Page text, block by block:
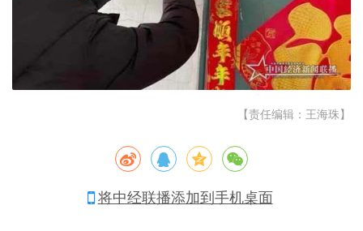
【责任编辑：王海珠】
将中经联播添加到手机桌面